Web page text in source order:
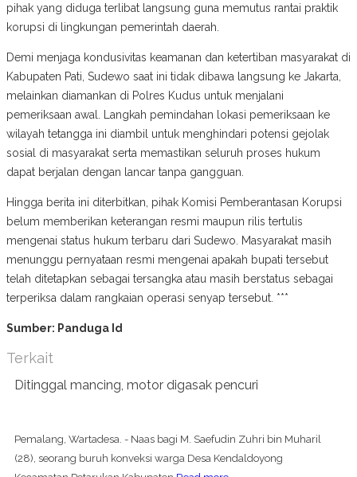
pihak yang diduga terlibat langsung guna memutus rantai praktik
korupsi di lingkungan pemerintah daerah.
Demi menjaga kondusivitas keamanan dan ketertiban masyarakat di
Kabupaten Pati, Sudewo saat ini tidak dibawa langsung ke Jakarta,
melainkan diamankan di Polres Kudus untuk menjalani
pemeriksaan awal. Langkah pemindahan lokasi pemeriksaan ke
wilayah tetangga ini diambil untuk menghindari potensi gejolak
sosial di masyarakat serta memastikan seluruh proses hukum
dapat berjalan dengan lancar tanpa gangguan.
Hingga berita ini diterbitkan, pihak Komisi Pemberantasan Korupsi
belum memberikan keterangan resmi maupun rilis tertulis
mengenai status hukum terbaru dari Sudewo. Masyarakat masih
menunggu pernyataan resmi mengenai apakah bupati tersebut
telah ditetapkan sebagai tersangka atau masih berstatus sebagai
terperiksa dalam rangkaian operasi senyap tersebut. ***
Sumber: Panduga Id
Terkait
Ditinggal mancing, motor digasak pencuri
Pemalang, Wartadesa. - Naas bagi M. Saefudin Zuhri bin Muharil
(28), seorang buruh konveksi warga Desa Kendaldoyong